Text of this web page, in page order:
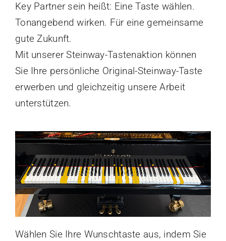
Key Partner sein heißt: Eine Taste wählen.
Tonangebend wirken. Für eine gemeinsame
gute Zukunft.
Mit unserer Steinway-Tastenaktion können
Sie Ihre persönliche Original-Steinway-Taste
erwerben und gleichzeitig unsere Arbeit
unterstützen.
Wählen Sie Ihre Wunschtaste aus, indem Sie